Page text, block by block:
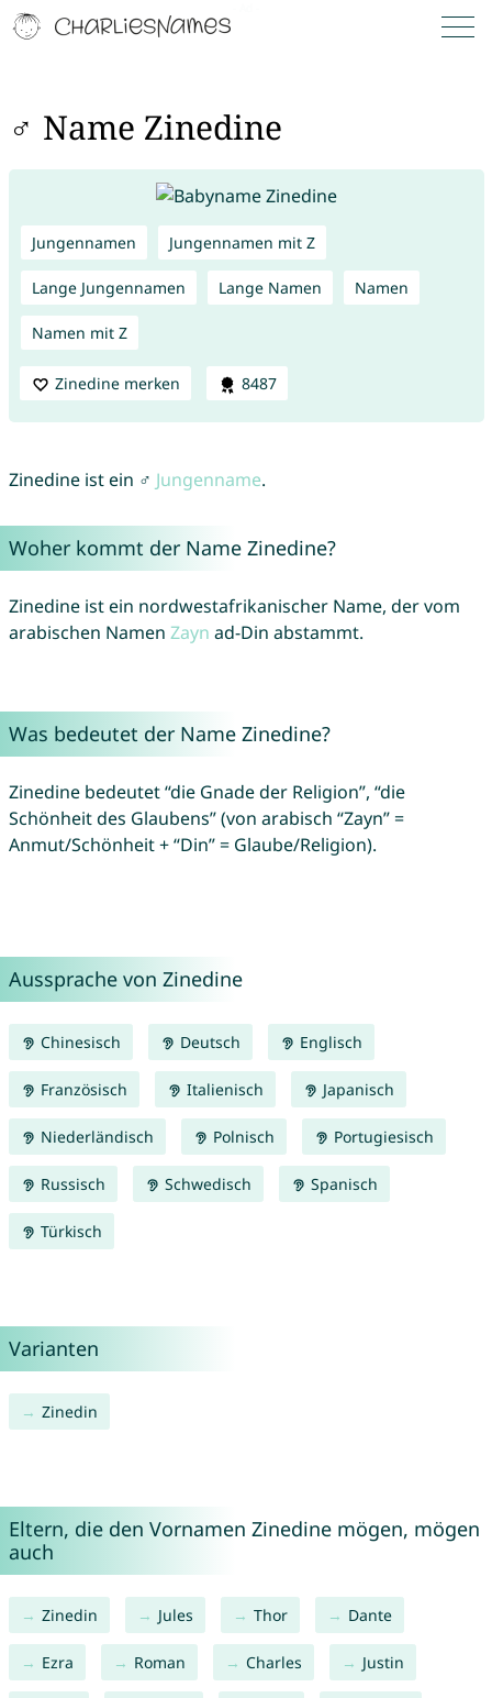
♂ Name Zinedine
Jungennamen Jungennamen mit Z
Lange Jungennamen Lange Namen Namen
Namen mit Z
Zinedine merken 8487
Zinedine ist ein ♂ Jungenname.
Woher kommt der Name Zinedine?
Zinedine ist ein nordwestafrikanischer Name, der vom
arabischen Namen Zayn ad-Din abstammt.
Was bedeutet der Name Zinedine?
Zinedine bedeutet “die Gnade der Religion”, “die
Schönheit des Glaubens” (von arabisch “Zayn” =
Anmut/Schönheit + “Din” = Glaube/Religion).
Aussprache von Zinedine
Chinesisch Deutsch Englisch
Französisch Italienisch Japanisch
Niederländisch Polnisch Portugiesisch
Russisch Schwedisch Spanisch
Türkisch
Varianten
Zinedin
Eltern, die den Vornamen Zinedine mögen, mögen
auch
Zinedin Jules Thor Dante
Ezra Roman Charles Justin